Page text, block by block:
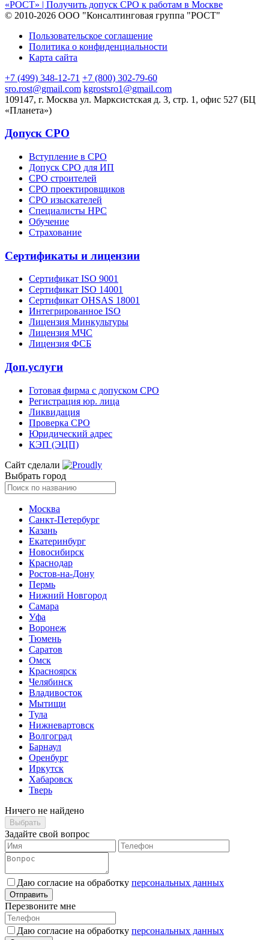
© 2010-2026 ООО "Консалтинговая группа "РОСТ"
Пользовательское соглашение
Политика о конфиденциальности
Карта сайта
+7 (499) 348-12-71 +7 (800) 302-79-60
sro.rost@gmail.com kgrostsro1@gmail.com
109147, г. Москва ул. Марксистская д. 3, стр. 1, офис 527 (БЦ
«Планета»)
Допуск СРО
Вступление в СРО
Допуск СРО для ИП
СРО строителей
СРО проектировщиков
СРО изыскателей
Специалисты НРС
Обучение
Страхование
Сертификаты и лицензии
Сертификат ISO 9001
Сертификат ISO 14001
Сертификат OHSAS 18001
Интегрированное ISO
Лицензия Минкультуры
Лицензия МЧС
Лицензия ФСБ
Доп.услуги
Готовая фирма с допуском СРО
Регистрация юр. лица
Ликвидация
Проверка СРО
Юридический адрес
КЭП (ЭЦП)
Сайт сделали
Выбрать город
Москва
Санкт-Петербург
Казань
Екатеринбург
Новосибирск
Краснодар
Ростов-на-Дону
Пермь
Нижний Новгород
Самара
Уфа
Воронеж
Тюмень
Саратов
Омск
Красноярск
Челябинск
Владивосток
Мытищи
Тула
Нижневартовск
Волгоград
Барнаул
Оренбург
Иркутск
Хабаровск
Тверь
Ничего не найдено
Выбрать
Задайте свой вопрос
Даю согласие на обработку персональных данных
Отправить
Перезвоните мне
Даю согласие на обработку персональных данных